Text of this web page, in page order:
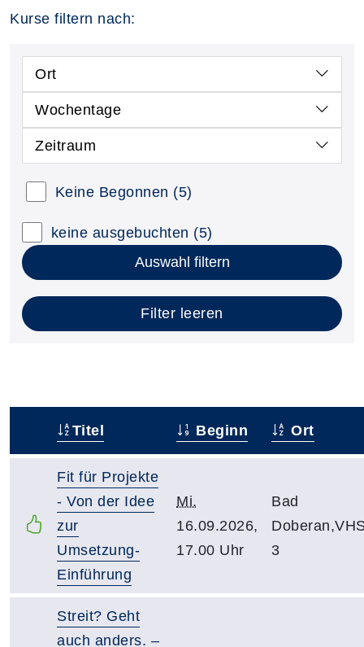
Kurse filtern nach:
Ort
Wochentage
Zeitraum
Keine Begonnen (5)
keine ausgebuchten (5)
Auswahl filtern
Filter leeren
Titel Beginn Ort
Fit für Projekte
- Von der Idee
zur
Umsetzung-
Einführung
Mi.
16.09.2026,
17.00 Uhr
Bad
3
Streit? Geht
auch anders. –